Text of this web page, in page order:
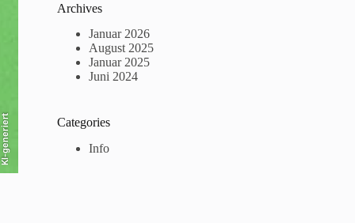
KI-generiert
Archives
Januar 2026
August 2025
Januar 2025
Juni 2024
Categories
Info